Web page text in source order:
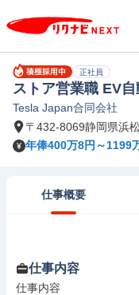
正社員
ストア営業職 EV
Tesla Japan合同会社
〒432-8069静岡県浜
年俸400万8円～1199
仕事概要
仕事内容
仕事内容